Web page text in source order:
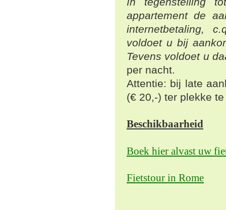
appartement de
internetbetaling,
voldoet u bij
Tevens voldoet u
per nacht.
Attentie: bij late
(€ 20,-) ter plekke
Beschikbaarheid
Boek hier alvast uw
Fietstour in Rome